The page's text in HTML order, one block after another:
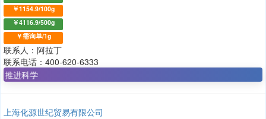
￥1154.9/100g
￥4116.9/500g
￥需询单/1g
联系人：阿拉丁
联系电话：400-620-6333
上海化源世纪贸易有限公司